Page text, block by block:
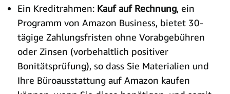
Ein Kreditrahmen: Kauf auf Rechnung, ein
Programm von Amazon Business, bietet 30-
tägige Zahlungsfristen ohne Vorabgebühren
oder Zinsen (vorbehaltlich positiver
Bonitätsprüfung), so dass Sie Materialien und
Ihre Büroausstattung auf Amazon kaufen